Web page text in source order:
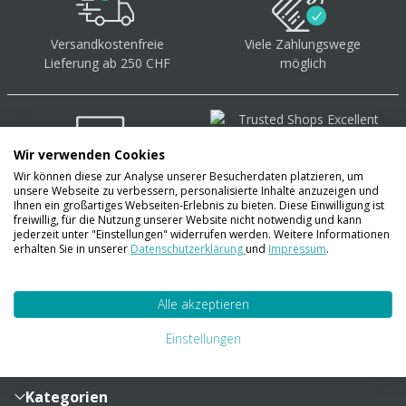
Versandkostenfreie
Lieferung ab 250 CHF
Viele Zahlungswege
möglich
Über 40.000 Artikel auf
Lager
Sendungsverfolgung
Zahlung und Versand
Lieferinformationen
Kategorien
Wir verwenden Cookies
Wir können diese zur Analyse unserer Besucherdaten platzieren, um
unsere Webseite zu verbessern, personalisierte Inhalte anzuzeigen und
Ihnen ein großartiges Webseiten-Erlebnis zu bieten. Diese Einwilligung ist
freiwillig, für die Nutzung unserer Website nicht notwendig und kann
jederzeit unter "Einstellungen" widerrufen werden. Weitere Informationen
erhalten Sie in unserer Datenschutzerklärungund Impressum.
Alle akzeptieren
Einstellungen